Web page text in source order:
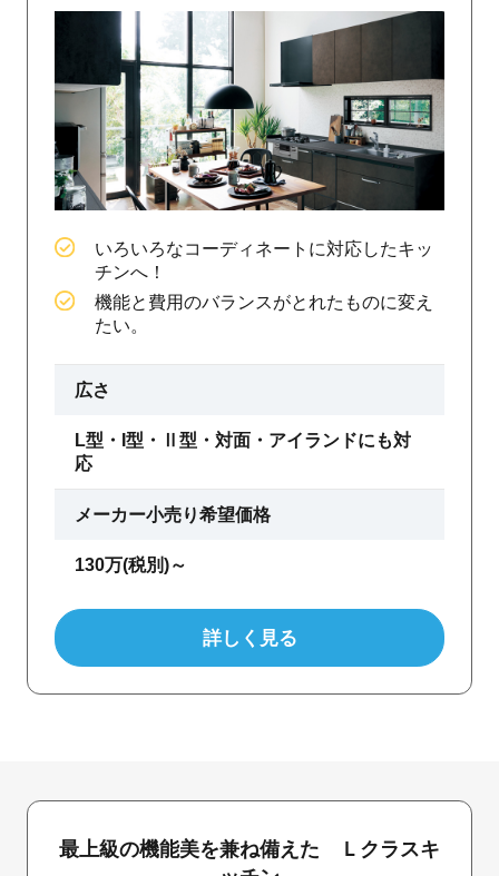
いろいろなコーディネートに対応したキッ
チンへ！
機能と費用のバランスがとれたものに変え
たい。
広さ
L型・I型・Ⅱ型・対面・アイランドにも対
応
メーカー小売り希望価格
130万(税別)～
詳しく見る
最上級の機能美を兼ね備えた Ｌクラスキ